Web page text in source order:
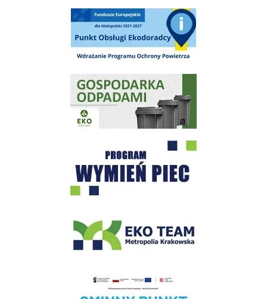
Punkt Obsługi Ekodoradcy Wieliczka
Gospodarka odpadami na terenie Miasta i Gminy Wieliczka
Program "Czyste Powietrze" - Wieliczka
Realizacja Programu Czyste Powietrze w Gminie Wieliczka